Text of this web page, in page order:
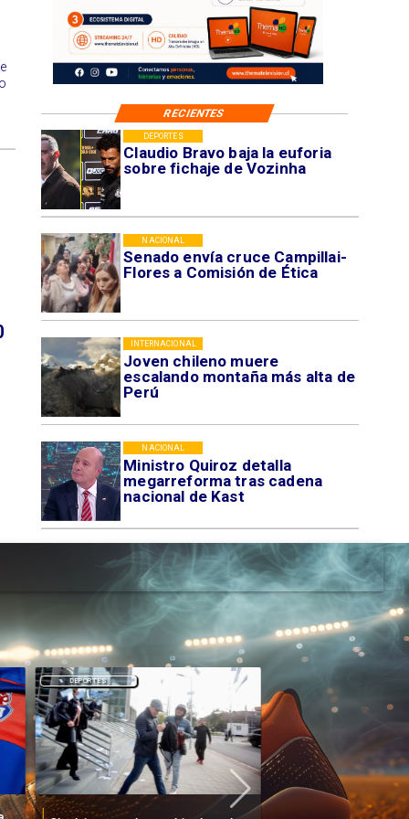
Claudio Bravo baja la euforia
sobre fichaje de Vozinha
DEPORTES
Senado envía cruce Campillai-
Flores a Comisión de Ética
NACIONAL
Joven chileno muere
escalando montaña más alta de
Perú
INTERNACIONAL
Ministro Quiroz detalla
megarreforma tras cadena
nacional de Kast
NACIONAL
RECIENTES
DEPORTES